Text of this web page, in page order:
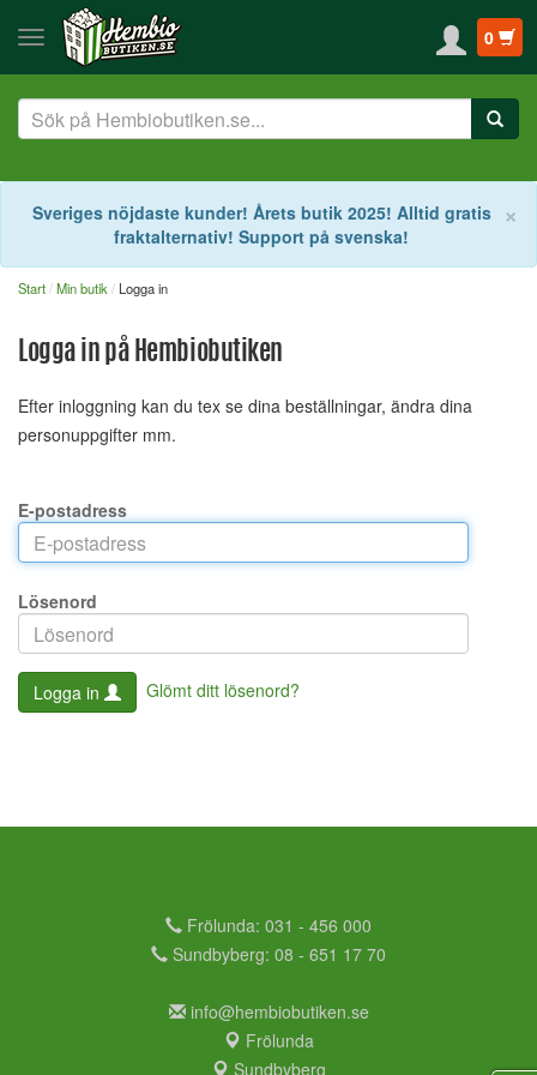
0
×
Sveriges nöjdaste kunder! Årets butik 2025! Alltid gratis
fraktalternativ! Support på svenska!
Start Min butik Logga in
Logga in på Hembiobutiken
Efter inloggning kan du tex se dina beställningar, ändra dina
personuppgifter mm.
E-postadress
Lösenord
Logga in Glömt ditt lösenord?
Frölunda: 031 - 456 000
Sundbyberg: 08 - 651 17 70
info@hembiobutiken.se
Frölunda
Sundbyberg